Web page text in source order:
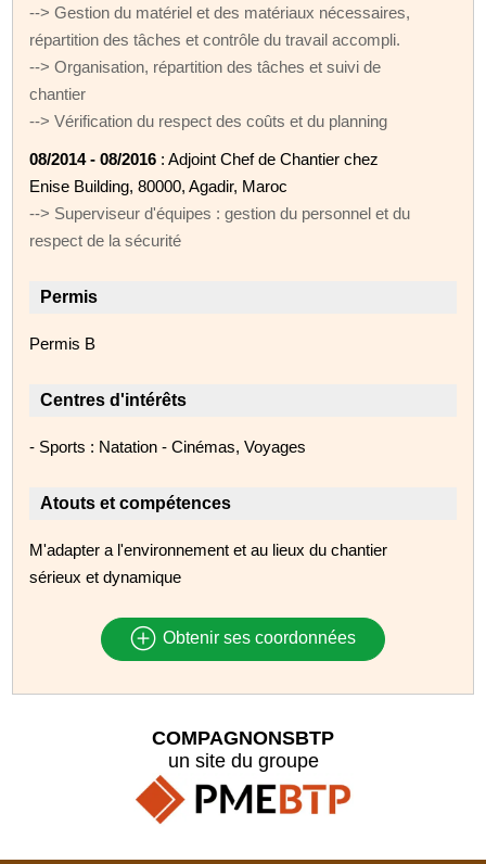
--> Gestion du matériel et des matériaux nécessaires,
répartition des tâches et contrôle du travail accompli.
--> Organisation, répartition des tâches et suivi de
chantier
--> Vérification du respect des coûts et du planning
08/2014 - 08/2016 : Adjoint Chef de Chantier chez
Enise Building, 80000, Agadir, Maroc
--> Superviseur d'équipes : gestion du personnel et du
respect de la sécurité
Permis
Permis B
Centres d'intérêts
- Sports : Natation - Cinémas, Voyages
Atouts et compétences
M'adapter a l'environnement et au lieux du chantier
sérieux et dynamique
Obtenir ses coordonnées
COMPAGNONSBTP
un site du groupe